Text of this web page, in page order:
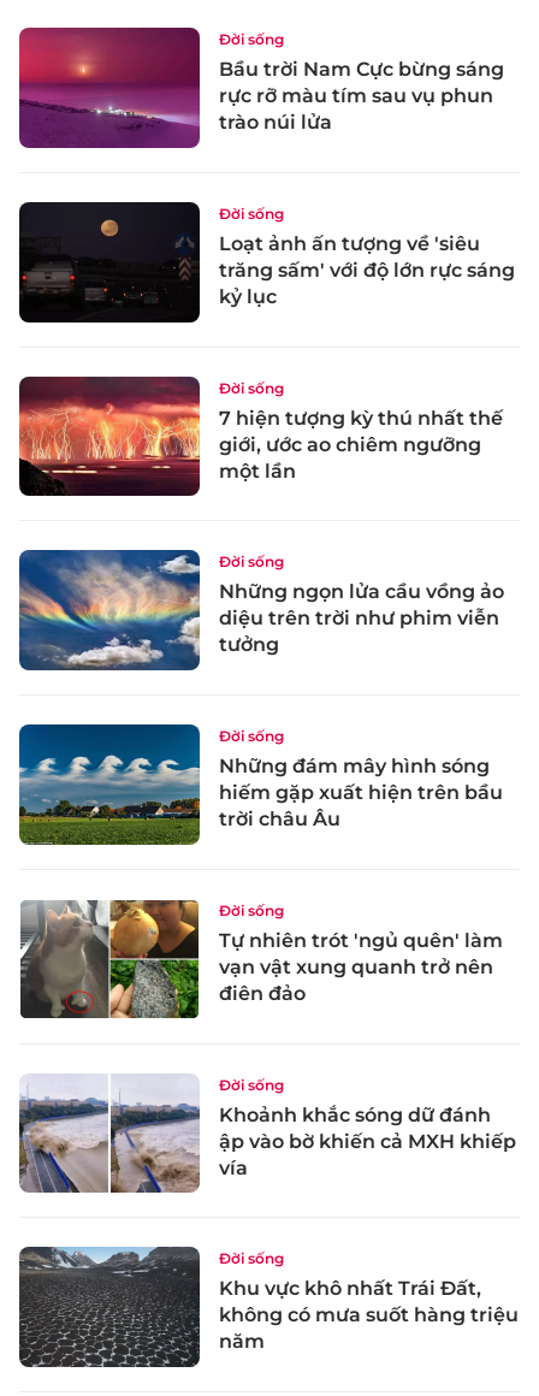
Đời sống
Bầu trời Nam Cực bừng sáng
rực rỡ màu tím sau vụ phun
trào núi lửa
Đời sống
Loạt ảnh ấn tượng về 'siêu
trăng sấm' với độ lớn rực sáng
kỷ lục
Đời sống
7 hiện tượng kỳ thú nhất thế
giới, ước ao chiêm ngưỡng
một lần
Đời sống
Những ngọn lửa cầu vồng ảo
diệu trên trời như phim viễn
tưởng
Đời sống
Những đám mây hình sóng
hiếm gặp xuất hiện trên bầu
trời châu Âu
Đời sống
Tự nhiên trót 'ngủ quên' làm
vạn vật xung quanh trở nên
điên đảo
Đời sống
Khoảnh khắc sóng dữ đánh
ập vào bờ khiến cả MXH khiếp
vía
Đời sống
Khu vực khô nhất Trái Đất,
không có mưa suốt hàng triệu
năm